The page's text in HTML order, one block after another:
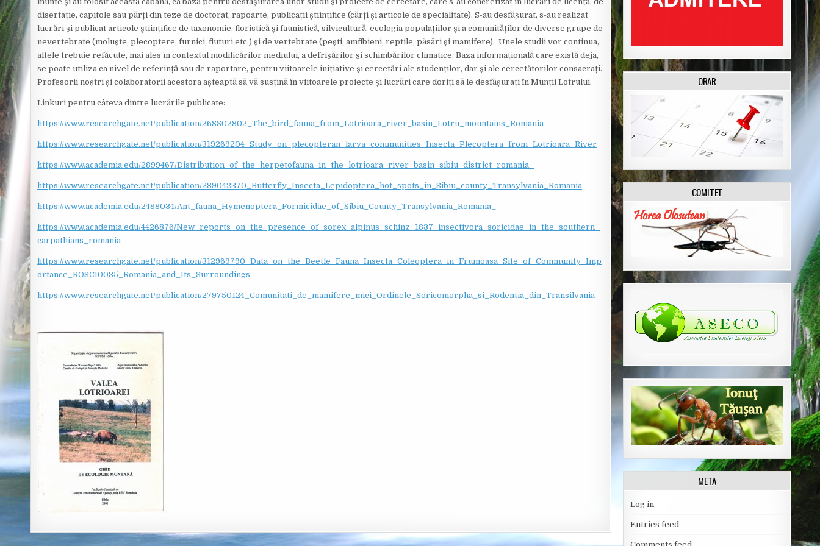
disertație, capitole sau părți din teze de doctorat, rapoarte, publicații științifice (cărți și articole de specialitate). S-au desfășurat, s-au realizat
lucrări și publicat articole științifice de taxonomie, floristică și faunistică, silvicultură, ecologia populațiilor și a comunităților de diverse grupe de
nevertebrate (moluște, plecoptere, furnici, fluturi etc.) și de vertebrate (pești, amfibieni, reptile, păsări și mamifere). Unele studii vor continua,
altele trebuie refăcute, mai ales în contextul modificărilor mediului, a defrișărilor și schimbărilor climatice. Baza informațională care există deja,
se poate utiliza ca nivel de referință sau de raportare, pentru viitoarele inițiative și cercetări ale studenților, dar și ale cercetătorilor consacrați.
Profesorii noștri și colaboratorii acestora așteaptă să vă susțină în viitoarele proiecte și lucrări care doriți să le desfășurați în Munții Lotrului.
Linkuri pentru câteva dintre lucrările publicate:
https://www.researchgate.net/publication/268802802_The_bird_fauna_from_Lotrioara_river_basin_Lotru_mountains_Romania
https://www.researchgate.net/publication/319269204_Study_on_plecopteran_larva_communities_Insecta_Plecoptera_from_Lotrioara_River
https://www.academia.edu/2899467/Distribution_of_the_herpetofauna_in_the_lotrioara_river_basin_sibiu_district_romania_
https://www.researchgate.net/publication/289042370_Butterfly_Insecta_Lepidoptera_hot_spots_in_Sibiu_county_Transylvania_Romania
https://www.academia.edu/2488034/Ant_fauna_Hymenoptera_Formicidae_of_Sibiu_County_Transylvania_Romania_
https://www.academia.edu/4426876/New_reports_on_the_presence_of_sorex_alpinus_schinz_1837_insectivora_soricidae_in_the_southern_
carpathians_romania
https://www.researchgate.net/publication/312969790_Data_on_the_Beetle_Fauna_Insecta_Coleoptera_in_Frumoasa_Site_of_Community_Imp
ortance_ROSCI0085_Romania_and_Its_Surroundings
https://www.researchgate.net/publication/279750124_Comunitati_de_mamifere_mici_Ordinele_Soricomorpha_si_Rodentia_din_Transilvania
ORAR
COMITET
META
Log in
Entries feed